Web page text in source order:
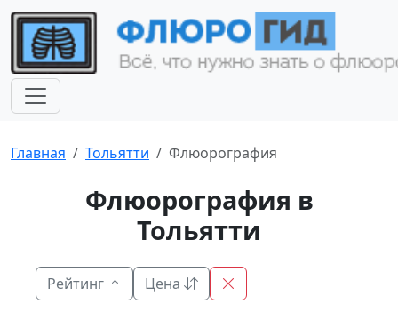
Главная Тольятти Флюорография
Флюорография в
Тольятти
Рейтинг Цена